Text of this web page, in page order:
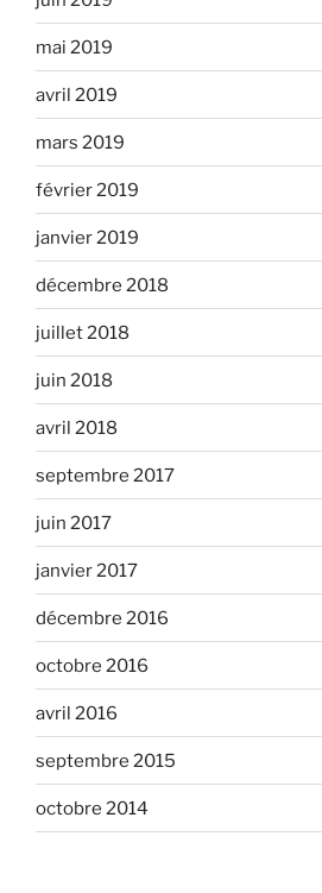
mai 2019
avril 2019
mars 2019
février 2019
janvier 2019
décembre 2018
juillet 2018
juin 2018
avril 2018
septembre 2017
juin 2017
janvier 2017
décembre 2016
octobre 2016
avril 2016
septembre 2015
octobre 2014